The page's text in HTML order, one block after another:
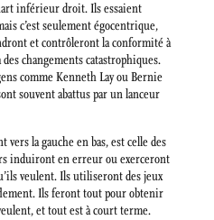
inférieur droit. Ils essaient
c’est seulement égocentrique,
et contrôleront la conformité à
changements catastrophiques.
comme Kenneth Lay ou Bernie
souvent abattus par un lanceur
vers la gauche en bas, est celle des
induiront en erreur ou exerceront
veulent. Ils utiliseront des jeux
Ils feront tout pour obtenir
et tout est à court terme.